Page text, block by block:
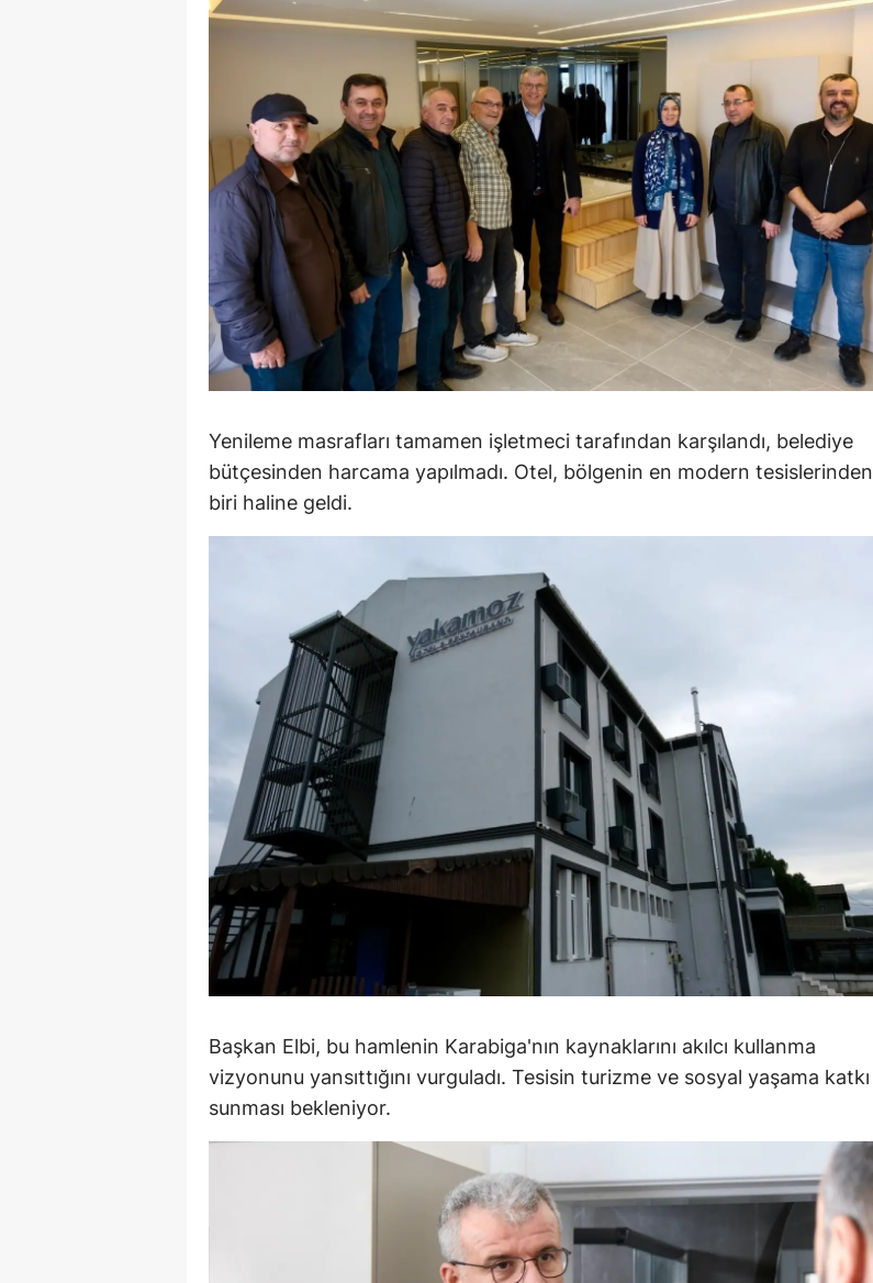
Kastamonu
Kayseri
Kırklareli
Kırşehir
Kocaeli
Konya
Kütahya
Malatya
Manisa
Mardin
Nevşehir
Samsun
Tokat
Tunceli
Şanlıurfa
Uşak
Van
Yenileme masrafları tamamen işletmeci tarafından karşılandı, belediye
bütçesinden harcama yapılmadı. Otel, bölgenin en modern tesislerinden
biri haline geldi.
Başkan Elbi, bu hamlenin Karabiga'nın kaynaklarını akılcı kullanma
vizyonunu yansıttığını vurguladı. Tesisin turizme ve sosyal yaşama katkı
sunması bekleniyor.